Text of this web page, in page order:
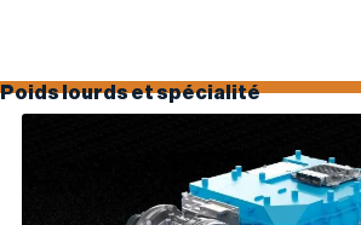
Poids lourds et spécialité